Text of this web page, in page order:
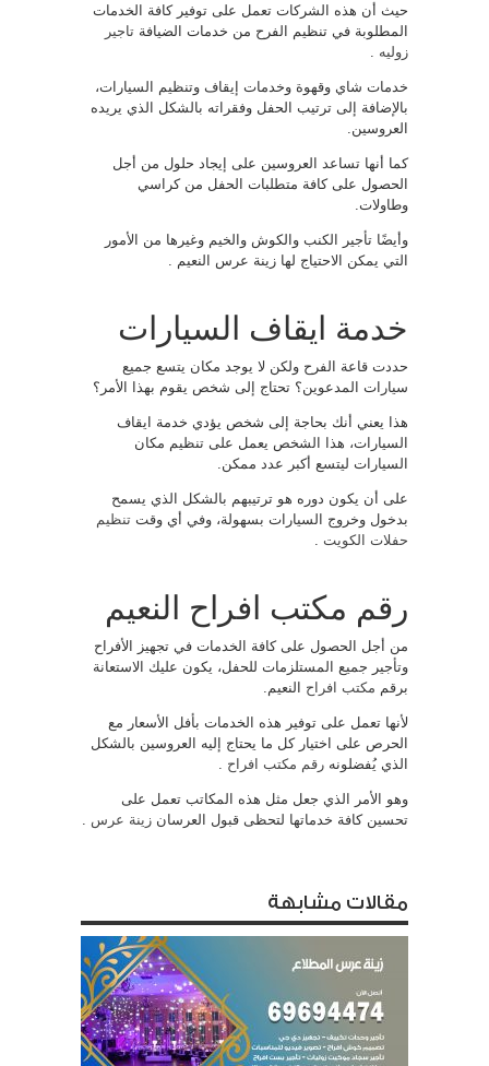
حيث أن هذه الشركات تعمل على توفير كافة الخدمات
المطلوبة في تنظيم الفرح من خدمات الضيافة تاجير
زوليه
خدمات شاي وقهوة وخدمات إيقاف وتنظيم السيارات،
بالإضافة إلى ترتيب الحفل وفقراته بالشكل الذي يريده
العروسين.
كما أنها تساعد العروسين على إيجاد حلول من أجل
الحصول على كافة متطلبات الحفل من كراسي
وطاولات.
وأيضًا تأجير الكنب والكوش والخيم وغيرها من الأمور
التي يمكن الاحتياج لها زينة عرس النعيم .
خدمة ايقاف السيارات
حددت قاعة الفرح ولكن لا يوجد مكان يتسع جميع
سيارات المدعوين؟ تحتاج إلى شخص يقوم بهذا الأمر؟
هذا يعني أنك بحاجة إلى شخص يؤدي خدمة ايقاف
السيارات، هذا الشخص يعمل على تنظيم مكان
السيارات ليتسع أكبر عدد ممكن.
على أن يكون دوره هو ترتيبهم بالشكل الذي يسمح
بدخول وخروج السيارات بسهولة، وفي أي وقت تنظيم
حفلات الكويت
رقم مكتب افراح النعيم
من أجل الحصول على كافة الخدمات في تجهيز الأفراح
وتأجير جميع المستلزمات للحفل، يكون عليك الاستعانة
برقم مكتب افراح النعيم.
لأنها تعمل على توفير هذه الخدمات بأفل الأسعار مع
الحرص على اختيار كل ما يحتاج إليه العروسين بالشكل
الذي يُفضلونه رقم مكتب افراح
وهو الأمر الذي جعل مثل هذه المكاتب تعمل على
تحسين كافة خدماتها لتحظى قبول العرسان زينة عرس
مقالات مشابهة